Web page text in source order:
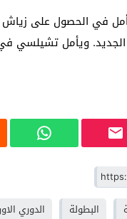
في الحصول على
ويأمل تشيلسي
البطولة الدوري